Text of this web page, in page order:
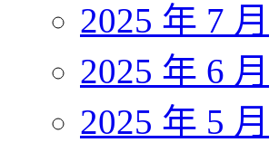
2025 年 7 月
2025 年 6 月
2025 年 5 月